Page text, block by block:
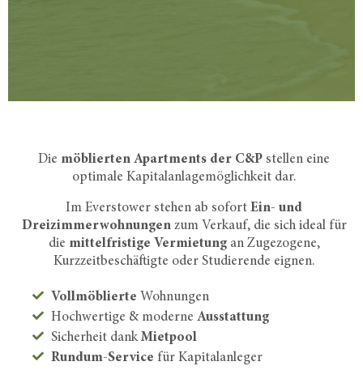
Die möblierten Apartments der C&Pstellen eine
optimale Kapitalanlagemöglichkeit dar.
Im Everstower stehen ab sofortEin- und
Dreizimmerwohnungenzum Verkauf, die sich ideal für
die mittelfristige Vermietung an Zugezogene,
Kurzzeitbeschäftigte oder Studierende eignen.
Vollmöblierte Wohnungen
Hochwertige & moderne Ausstattung
Sicherheit dankMietpool
Rundum-Service für Kapitalanleger